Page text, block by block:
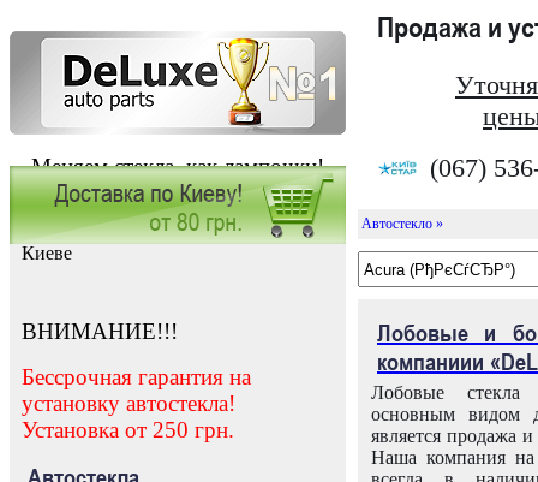
Меняем стекла, как лампочки!
Продажа и
(067)
Заказать установку автостекла в
Киеве
ВНИМАНИЕ!!!
Бессрочная гарантия на
установку автостекла!
Установка от 250 грн.
Автостекло »
Лобовые и
компаниии
Лобовые
основным видом
является продажа и
Наша компания на